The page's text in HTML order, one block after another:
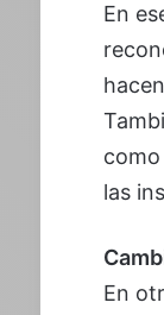
En
las
En